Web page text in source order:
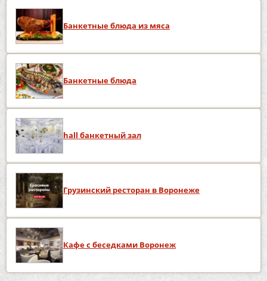
Банкетные блюда из мяса
Банкетные блюда
hall банкетный зал
Грузинский ресторан в Воронеже
Кафе с беседками Воронеж